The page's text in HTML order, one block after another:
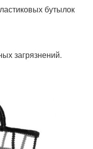
бутылок
загрязнений.